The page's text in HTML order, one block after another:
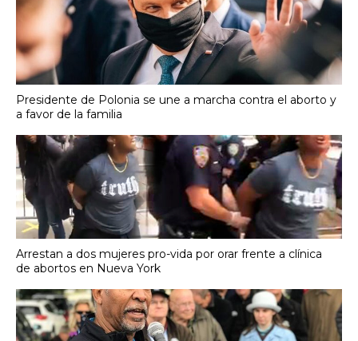
Presidente de Polonia se une a marcha contra el aborto y
a favor de la familia
Arrestan a dos mujeres pro-vida por orar frente a clínica
de abortos en Nueva York